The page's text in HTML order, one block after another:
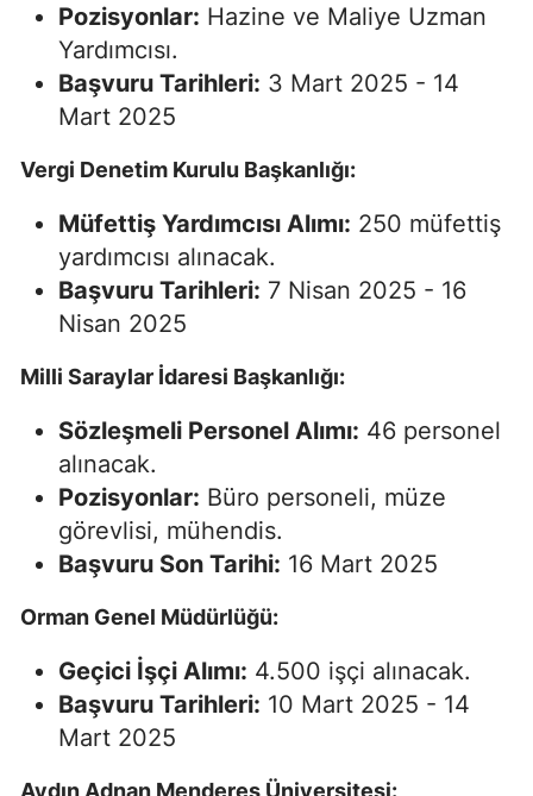
Pozisyonlar: Hazine ve Maliye Uzman
Yardımcısı.
Başvuru Tarihleri: 3 Mart 2025 - 14
Mart 2025
Vergi Denetim Kurulu Başkanlığı:
Müfettiş Yardımcısı Alımı: 250 müfettiş
yardımcısı alınacak.
Başvuru Tarihleri: 7 Nisan 2025 - 16
Nisan 2025
Milli Saraylar İdaresi Başkanlığı:
Sözleşmeli Personel Alımı: 46 personel
alınacak.
Pozisyonlar: Büro personeli, müze
görevlisi, mühendis.
Başvuru Son Tarihi: 16 Mart 2025
Orman Genel Müdürlüğü:
Geçici İşçi Alımı: 4.500 işçi alınacak.
Başvuru Tarihleri: 10 Mart 2025 - 14
Mart 2025
Aydın Adnan Menderes Üniversitesi: